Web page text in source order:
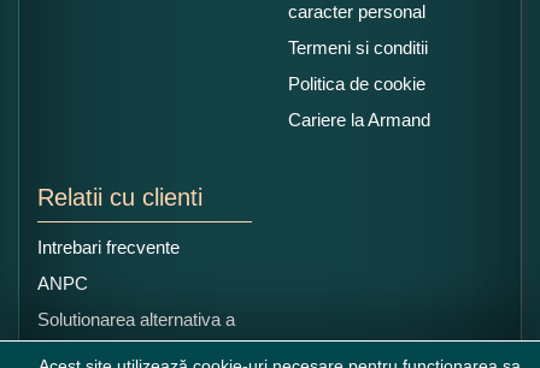
caracter personal
Termeni si conditii
Politica de cookie
Cariere la Armand
Relatii cu clienti
Intrebari frecvente
ANPC
Solutionarea alternativa a
litigiilor